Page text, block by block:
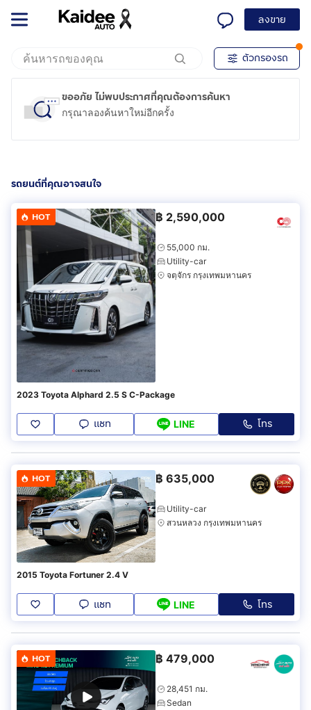
ลงขาย
ตัวกรองรถ
ขออภัย ไม่พบประกาศที่คุณต้องการค้นหา
กรุณาลองค้นหาใหม่อีกครั้ง
รถยนต์ที่คุณอาจสนใจ
HOT ฿ 2,590,000
55,000 กม.
Utility-car
จตุจักร กรุงเทพมหานคร
2023 Toyota Alphard 2.5 S C-Package
แชท LINE โทร
HOT ฿ 635,000
Utility-car
สวนหลวง กรุงเทพมหานคร
2015 Toyota Fortuner 2.4 V
แชท LINE โทร
HOT ฿ 479,000
28,451 กม.
Sedan